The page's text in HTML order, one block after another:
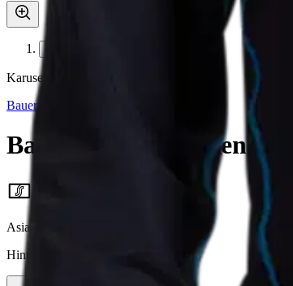
Karusellin nuolipainikkeet
Bauer
Bauer pitkälahkeinen
Asiakasomistajahinta
Hinta ilman S-Etukorttia: